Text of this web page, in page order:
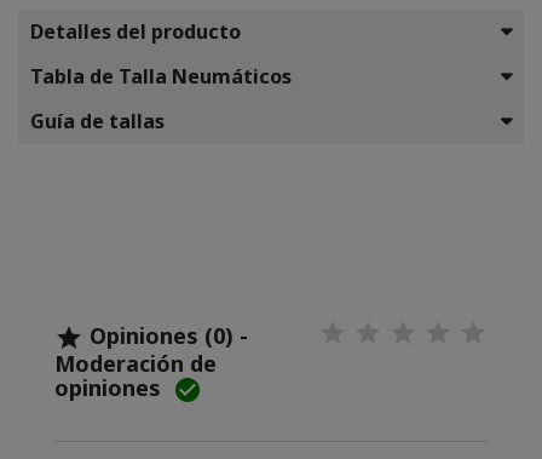
Detalles del producto
Tabla de Talla Neumáticos
Guía de tallas
 Opiniones (0) -
Moderación de
opiniones 